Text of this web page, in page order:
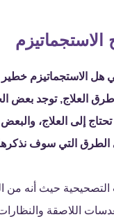
هل الاستجماتيزم خطير
العلاج, توجد بعض
تحتاج إلى العلاج، والبعض
الطرق التي سوف
التصحيحية حيث أنه من
اللاصقة